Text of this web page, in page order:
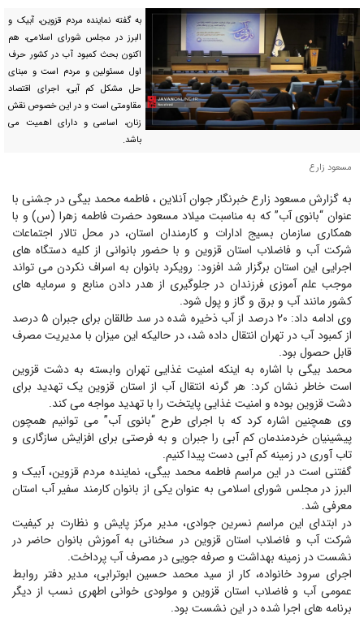
به گفته نماینده مردم قزوین، آبیک و
البرز در مجلس شورای اسلامی، هم
اکنون بحث کمبود آب در کشور حرف
اول مسئولین و مردم است و مبنای
حل مشکل کم آبی، اجرای اقتصاد
مقاومتی است و در این خصوص نقش
زنان، اساسی و دارای اهمیت می
باشد.
مسعود زارع
به گزارش مسعود زارع خبرنگار جوان آنلاین ، فاطمه محمد بیگی در جشنی با
عنوان “بانوی آب” که به مناسبت میلاد مسعود حضرت فاطمه زهرا (س) و با
همکاری سازمان بسیج ادارات و کارمندان استان، در محل تالار اجتماعات
شرکت آب و فاضلاب استان قزوین و با حضور بانوانی از کلیه دستگاه های
اجرایی این استان برگزار شد افزود: رویکرد بانوان به اسراف نکردن می تواند
موجب علم آموزی فرزندان در جلوگیری از هدر دادن منابع و سرمایه های
کشور مانند آب و برق و گاز و پول شود.
وی ادامه داد: ۲۰ درصد از آب ذخیره شده در سد طالقان برای جبران ۵ درصد
از کمبود آب در تهران انتقال داده شد، در حالیکه این میزان با مدیریت مصرف
قابل حصول بود.
محمد بیگی با اشاره به اینکه امنیت غذایی تهران وابسته به دشت قزوین
است خاطر نشان کرد: هر گرنه انتقال آب از استان قزوین یک تهدید برای
دشت قزوین بوده و امنیت غذایی پایتخت را با تهدید مواجه می کند.
وی همچنین اشاره کرد که با اجرای طرح “بانوی آب” می توانیم همچون
پیشینیان خردمندمان کم آبی را جبران و به فرصتی برای افزایش سازگاری و
تاب آوری در زمینه کم آبی دست پیدا کنیم.
گفتنی است در این مراسم فاطمه محمد بیگی، نماینده مردم قزوین، آبیک و
البرز در مجلس شورای اسلامی به عنوان یکی از بانوان کارمند سفیر آب استان
معرفی شد.
در ابتدای این مراسم نسرین جوادی، مدیر مرکز پایش و نظارت بر کیفیت
شرکت آب و فاضلاب استان قزوین در سخنانی به آموزش بانوان حاضر در
نشست در زمینه بهداشت و صرفه جویی در مصرف آب پرداخت.
اجرای سرود خانواده، کار از سید محمد حسین ابوترابی، مدیر دفتر روابط
عمومی آب و فاضلاب استان قزوین و مولودی خوانی اطهری نسب از دیگر
برنامه های اجرا شده در این نشست بود.